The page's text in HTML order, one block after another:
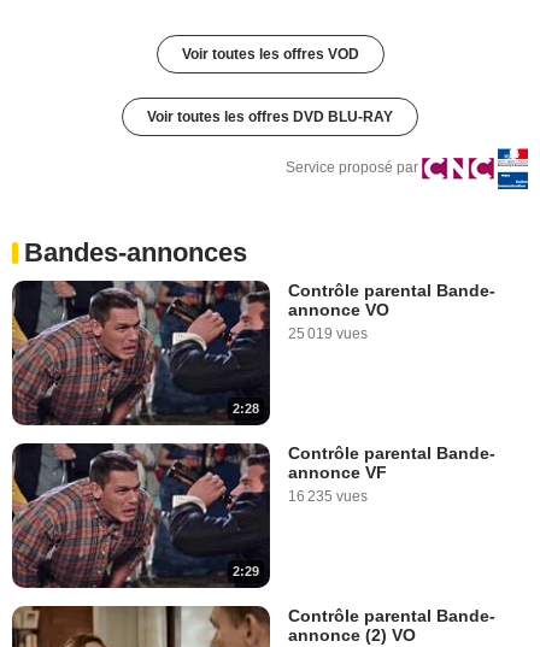
Voir toutes les offres VOD
Voir toutes les offres DVD BLU-RAY
Service proposé par
Bandes-annonces
2:28
Contrôle parental Bande-
annonce VO
25 019 vues
2:29
Contrôle parental Bande-
annonce VF
16 235 vues
Contrôle parental Bande-
annonce (2) VO